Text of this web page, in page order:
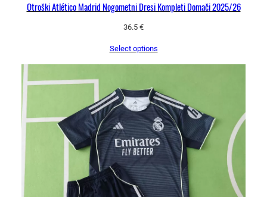
Otroški Atlético Madrid Nogometni Dresi Kompleti Domači 2025/26
36.5 €
Select options